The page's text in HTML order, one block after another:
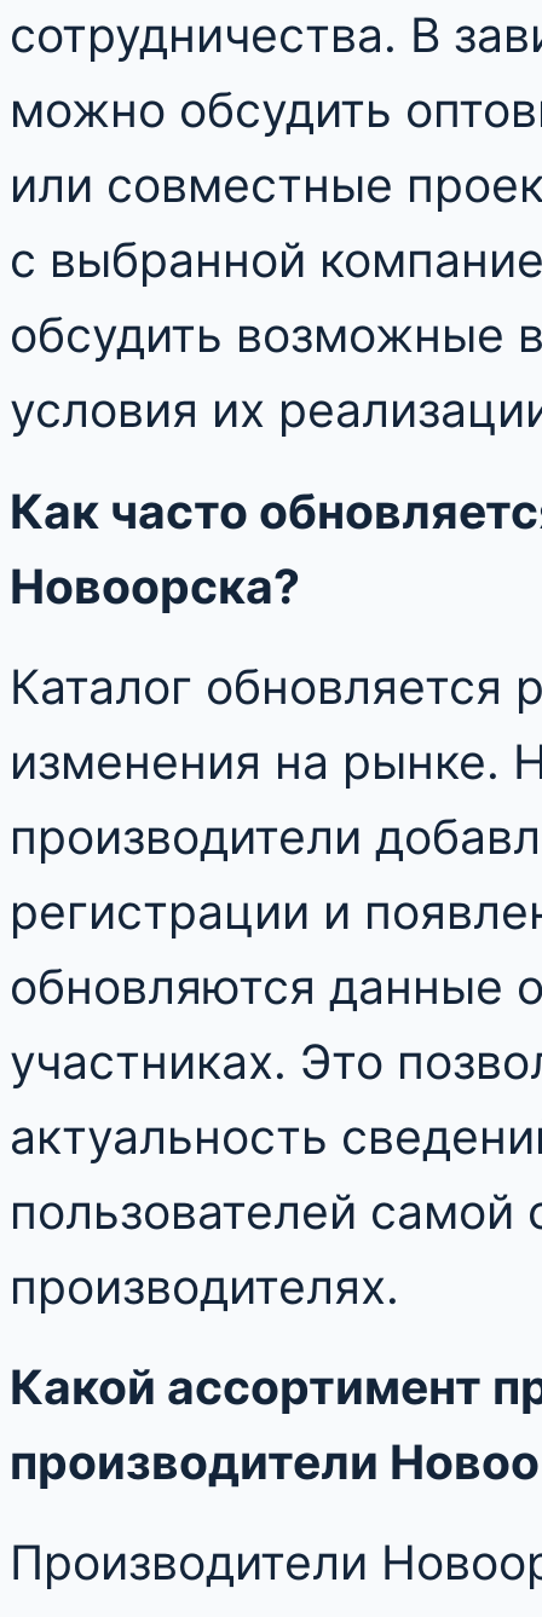
сотрудничества. В
можно обсудить
или совместные
с выбранной
обсудить возможные
условия их
Как часто
Новоорска?
Каталог обновляется
изменения на рынке.
производители
регистрации и
обновляются данные
участниках. Это
актуальность
пользователей
производителях.
Какой ассортимент
производители
Производители